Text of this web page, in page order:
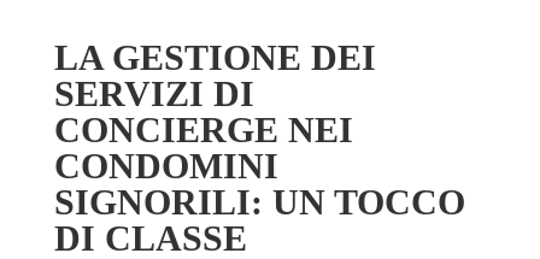
LA GESTIONE DEI
SERVIZI DI
CONCIERGE NEI
CONDOMINI
SIGNORILI: UN TOCCO
DI CLASSE